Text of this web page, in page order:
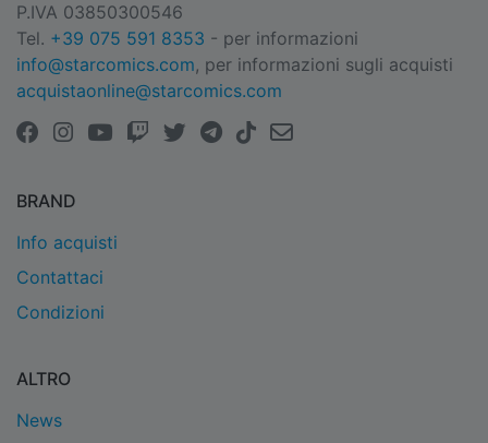
P.IVA 03850300546
Tel. +39 075 591 8353 - per informazioni
info@starcomics.com, per informazioni sugli acquisti
acquistaonline@starcomics.com
BRAND
Info acquisti
Contattaci
Condizioni
ALTRO
News